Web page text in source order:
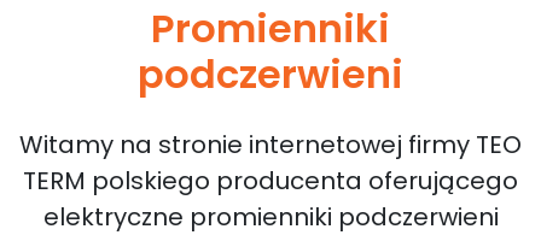
Promienniki
podczerwieni
Witamy na stronie internetowej firmy TEO
TERM polskiego producenta oferującego
elektryczne promienniki podczerwieni